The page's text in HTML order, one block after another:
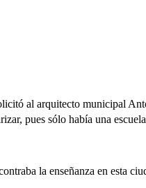
al arquitecto municipal
pues sólo había una
la enseñanza en esta